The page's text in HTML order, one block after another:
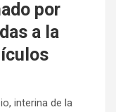
por
a la
interina de la